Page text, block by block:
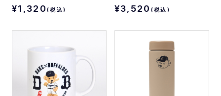
¥1,320 (税込) ¥3,520 (税込)